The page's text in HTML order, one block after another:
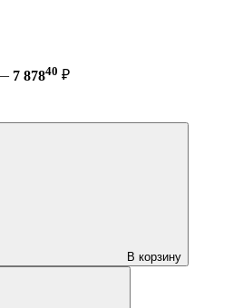
7 87840 ₽
В корзину